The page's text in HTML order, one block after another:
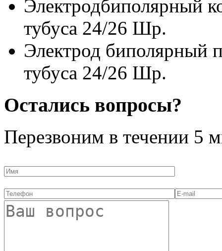
Электродбиполярный
тубуса 24/26 Шр.
Электрод биполярный
тубуса 24/26 Шр.
Остались вопросы?
Перезвоним в течении 5